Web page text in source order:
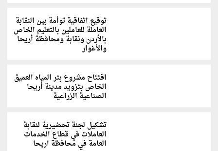
توقيع اتفاقية توأمة بين النقابة
العاملة للعاملين بالتعليم الخاص
بالأردن ونقابة ومحافظة أريحا
والأغوار
افتتاح مشروع بئر المياه العميق
الخاص بتزويد مدينة أريحا
الصناعية الزراعية
تشكيل لجنة تحضيرية لنقابة
العاملات في قطاع الخدمات
العامة في محافظة اريحا